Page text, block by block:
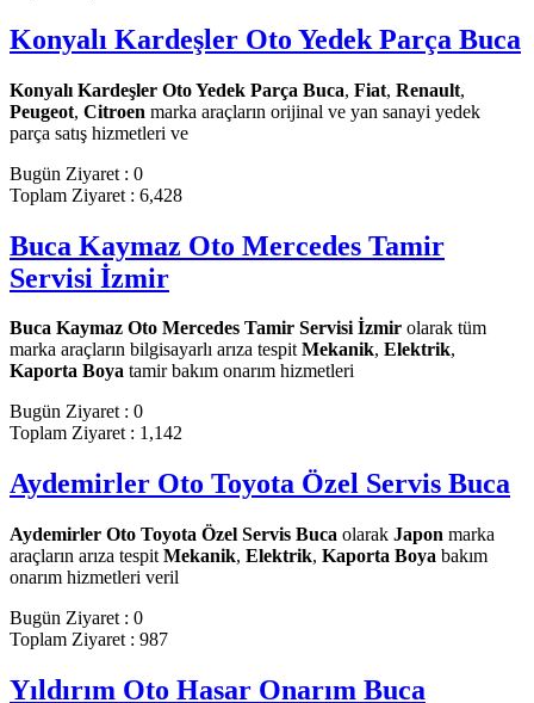
Konyalı Kardeşler Oto Yedek Parça Buca
Konyalı Kardeşler Oto Yedek Parça Buca, Fiat, Renault,
Peugeot, Citroen marka araçların orijinal ve yan sanayi yedek
parça satış hizmetleri ve
Bugün Ziyaret : 0
Toplam Ziyaret : 6,428
Buca Kaymaz Oto Mercedes Tamir
Servisi İzmir
Buca Kaymaz Oto Mercedes Tamir Servisi İzmir olarak tüm
marka araçların bilgisayarlı arıza tespitMekanik, Elektrik,
Kaporta Boya tamir bakım onarım hizmetleri
Bugün Ziyaret : 0
Toplam Ziyaret : 1,142
Aydemirler Oto Toyota Özel Servis Buca
Aydemirler Oto Toyota Özel Servis Buca olarak Japon marka
araçların arıza tespit Mekanik, Elektrik, Kaporta Boya bakım
onarım hizmetleri veril
Bugün Ziyaret : 0
Toplam Ziyaret : 987
Yıldırım Oto Hasar Onarım Buca